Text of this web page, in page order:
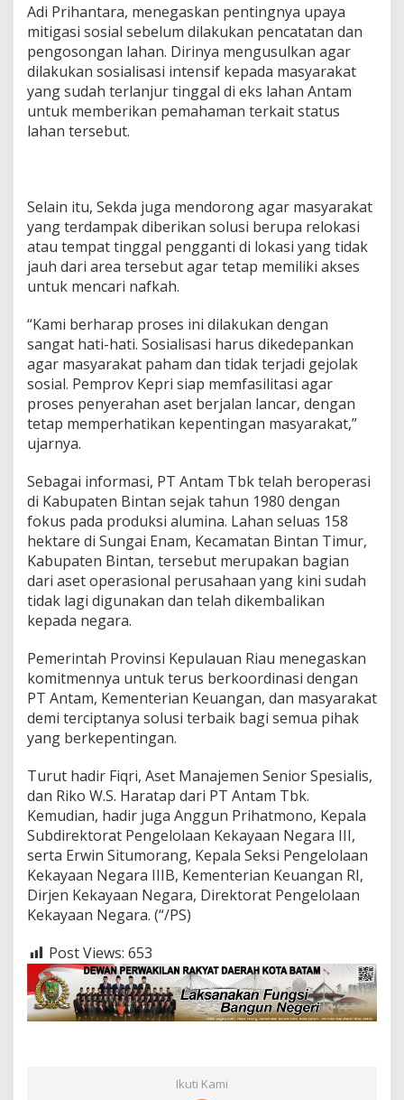
Adi Prihantara, menegaskan pentingnya upaya
mitigasi sosial sebelum dilakukan pencatatan dan
pengosongan lahan. Dirinya mengusulkan agar
dilakukan sosialisasi intensif kepada masyarakat
yang sudah terlanjur tinggal di eks lahan Antam
untuk memberikan pemahaman terkait status
lahan tersebut.
Selain itu, Sekda juga mendorong agar masyarakat
yang terdampak diberikan solusi berupa relokasi
atau tempat tinggal pengganti di lokasi yang tidak
jauh dari area tersebut agar tetap memiliki akses
untuk mencari nafkah.
“Kami berharap proses ini dilakukan dengan
sangat hati-hati. Sosialisasi harus dikedepankan
agar masyarakat paham dan tidak terjadi gejolak
sosial. Pemprov Kepri siap memfasilitasi agar
proses penyerahan aset berjalan lancar, dengan
tetap memperhatikan kepentingan masyarakat,”
ujarnya.
Sebagai informasi, PT Antam Tbk telah beroperasi
di Kabupaten Bintan sejak tahun 1980 dengan
fokus pada produksi alumina. Lahan seluas 158
hektare di Sungai Enam, Kecamatan Bintan Timur,
Kabupaten Bintan, tersebut merupakan bagian
dari aset operasional perusahaan yang kini sudah
tidak lagi digunakan dan telah dikembalikan
kepada negara.
Pemerintah Provinsi Kepulauan Riau menegaskan
komitmennya untuk terus berkoordinasi dengan
PT Antam, Kementerian Keuangan, dan masyarakat
demi terciptanya solusi terbaik bagi semua pihak
yang berkepentingan.
Turut hadir Fiqri, Aset Manajemen Senior Spesialis,
dan Riko W.S. Haratap dari PT Antam Tbk.
Kemudian, hadir juga Anggun Prihatmono, Kepala
Subdirektorat Pengelolaan Kekayaan Negara III,
serta Erwin Situmorang, Kepala Seksi Pengelolaan
Kekayaan Negara IIIB, Kementerian Keuangan RI,
Dirjen Kekayaan Negara, Direktorat Pengelolaan
Kekayaan Negara. (“/PS)
Post Views: 653
Ikuti Kami